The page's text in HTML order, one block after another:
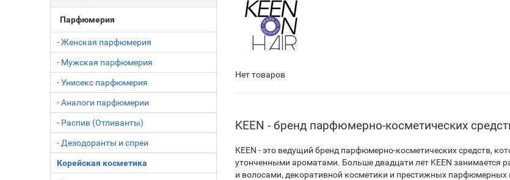
Парфюмерия
- Женская парфюмерия
- Мужская парфюмерия
- Унисекс парфюмерия
- Аналоги парфюмерии
- Распив (Отливанты)
- Дезодоранты и спреи
Корейская косметика
Нет товаров
KEEN - бренд парфюмерно-косметических
KEEN - это ведущий бренд парфюмерно-косметических средств,
утонченными ароматами. Больше двадцати лет KEEN занимается
и волосами, декоративной косметики и престижных